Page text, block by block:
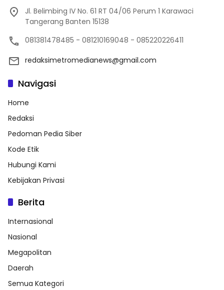
Jl. Belimbing IV No. 61 RT 04/06 Perum 1 Karawaci
Tangerang Banten 15138
081381478485 - 081210169048 - 085220226411
redaksimetromedianews@gmail.com
Navigasi
Home
Redaksi
Pedoman Pedia Siber
Kode Etik
Hubungi Kami
Kebijakan Privasi
Berita
Internasional
Nasional
Megapolitan
Daerah
Semua Kategori